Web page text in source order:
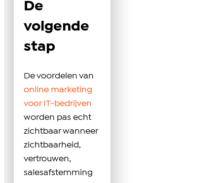
De
volgende
stap
De voordelen van
online marketing
voor IT-bedrijven
worden pas echt
zichtbaar wanneer
zichtbaarheid,
vertrouwen,
salesafstemming